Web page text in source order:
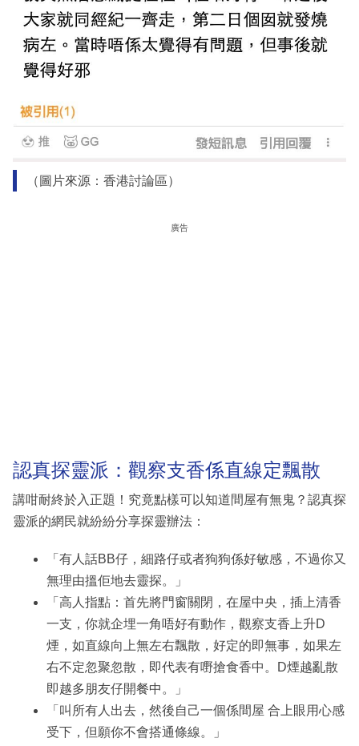
（圖片來源：香港討論區）
廣告
認真探靈派：觀察支香係直線定飄散
講咁耐終於入正題！究竟點樣可以知道間屋有無鬼？認真探
靈派的網民就紛紛分享探靈辦法：
「有人話BB仔，細路仔或者狗狗係好敏感，不過你又
無理由搵佢地去靈探。」
「高人指點：首先將門窗關閉，在屋中央，插上清香
一支，你就企埋一角唔好有動作，觀察支香上升D
煙，如直線向上無左右飄散，好定的即無事，如果左
右不定忽聚忽散，即代表有嘢搶食香中。D煙越亂散
即越多朋友仔開餐中。」
「叫所有人出去，然後自己一個係間屋 合上眼用心感
受下，但願你不會搭通條線。」